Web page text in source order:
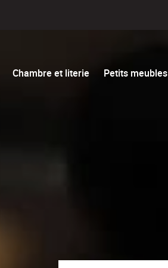
Chambre et literie Petits meubles